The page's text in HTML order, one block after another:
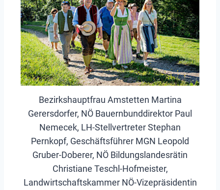
Bezirkshauptfrau Amstetten Martina
Gerersdorfer, NÖ Bauernbunddirektor Paul
Nemecek, LH-Stellvertreter Stephan
Pernkopf, Geschäftsführer MGN Leopold
Gruber-Doberer, NÖ Bildungslandesrätin
Christiane Teschl-Hofmeister,
Landwirtschaftskammer NÖ-Vizepräsidentin